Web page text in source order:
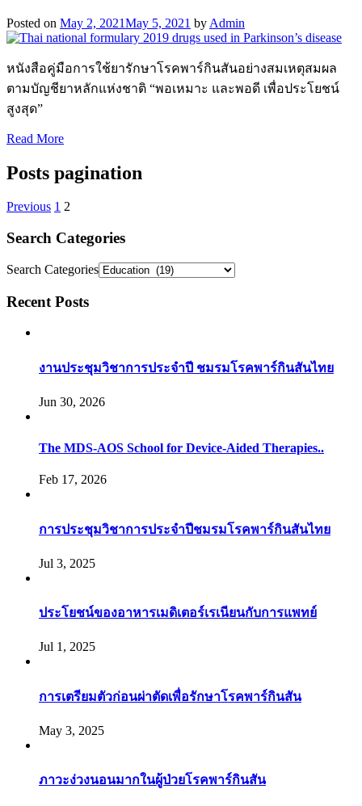
Posted on May 2, 2021May 5, 2021 by Admin
หนังสือคู่มือการใช้ยารักษาโรคพาร์กินสันอย่างสมเหตุสมผล
ตามบัญชียาหลักแห่งชาติ “พอเหมาะ และพอดี เพื่อประโยชน์
สูงสุด”
Read More
Posts pagination
Previous 1 2
Search Categories
Search Categories
Recent Posts
งานประชุมวิชาการประจำปี ชมรมโรคพาร์กินสันไทย
Jun 30, 2026
The MDS-AOS School for Device-Aided Therapies..
Feb 17, 2026
การประชุมวิชาการประจำปีชมรมโรคพาร์กินสันไทย
Jul 3, 2025
ประโยชน์ของอาหารเมดิเตอร์เรเนียนกับการแพทย์
Jul 1, 2025
การเตรียมตัวก่อนผ่าตัดเพื่อรักษาโรคพาร์กินสัน
May 3, 2025
ภาวะง่วงนอนมากในผู้ป่วยโรคพาร์กินสัน